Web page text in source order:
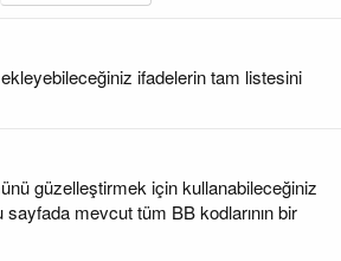
ifadelerin tam listesini
güzelleştirmek için kullanabileceğiniz
sayfada mevcut tüm BB kodlarının bir